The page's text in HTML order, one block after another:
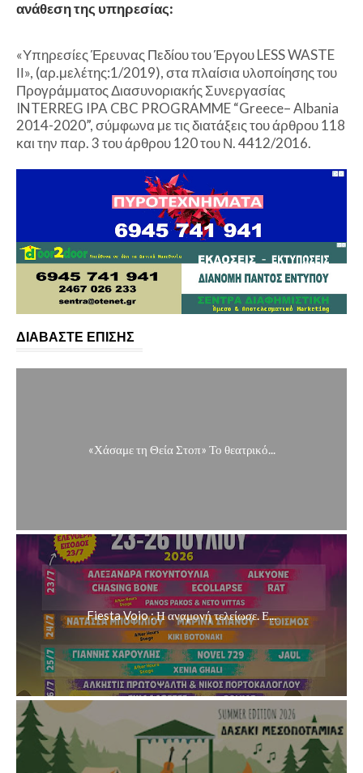
ανάθεση της υπηρεσίας:
«Υπηρεσίες Έρευνας Πεδίου του Έργου LESS WASTE
ΙΙ», (αρ.μελέτης:1/2019), στα πλαίσια υλοποίησης του
Προγράμματος Διασυνοριακής Συνεργασίας
INTERREG IPA CBC PROGRAMME “Greece– Albania
2014-2020”, σύμφωνα με τις διατάξεις του άρθρου 118
και την παρ. 3 του άρθρου 120 του Ν. 4412/2016.
ΔΙΑΒΑΣΤΕ ΕΠΙΣΗΣ
«Χάσαμε τη Θεία Στοπ» Το θεατρικό...
Fiesta Voio : Η αναμονή τελείωσε. Ε...